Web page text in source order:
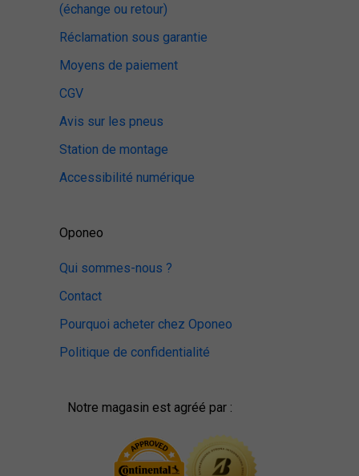
(échange ou retour)
Réclamation sous garantie
Moyens de paiement
CGV
Avis sur les pneus
Station de montage
Accessibilité numérique
Oponeo
Qui sommes-nous ?
Contact
Pourquoi acheter chez Oponeo
Politique de confidentialité
Notre magasin est agréé par :